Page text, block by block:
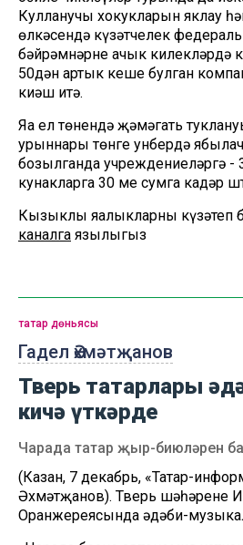
Кулланучы хокукларын яклау
өлкәсендә күзәтчелек
бәйрәмнәрне ачык
50дән артык кеше булган
киңәш итә.
Яңа ел төнендә җәмәгать
урыннары төнге унбердә
бозылганда учреждениеләргә -
кунакларга 30 мең сумга кадәр
Кызыклы яңалыкларны күзәтеп
каналга язылыгыз
Гадел Әхмәтҗанов
татар дөньясы
Тверь татарлары
кичә үткәрде
Чарада татар җыр-биюләрен
(Казан, 7 декабрь, «Татар-
Әхмәтҗанов). Тверь шәһәренең
Оранжереясында әдәби-